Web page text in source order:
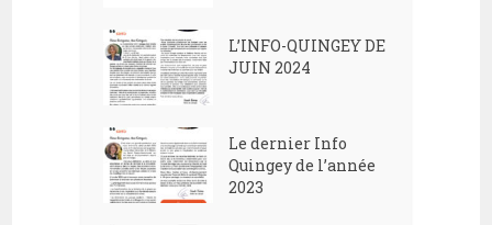
L’INFO-QUINGEY DE
JUIN 2024
Le dernier Info
Quingey de l’année
2023